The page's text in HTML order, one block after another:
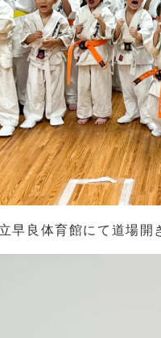
早良体育館にて道場開